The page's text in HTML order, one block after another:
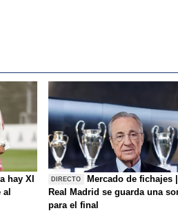
hay XI
al
DIRECTO
Mercado de fichajes |
Real Madrid se guarda una
para el final